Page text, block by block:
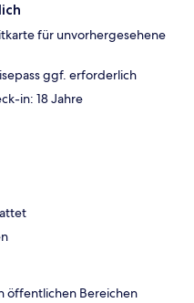
für unvorhergesehene
ggf. erforderlich
in: 18 Jahre
öffentlichen Bereichen